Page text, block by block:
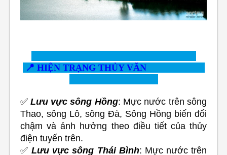
📍 HIỆN TRẠNG THỦY VĂN
✅ Lưu vực sông Hồng: Mực nước trên sông
Thao, sông Lô, sông Đà, Sông Hồng biến đổi
chậm và ảnh hưởng theo điều tiết của thủy
điện tuyến trên.
✅Lưu vực sông Thái Bình: Mực nước trên